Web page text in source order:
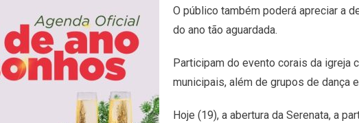
O público também poderá apreciar a
do ano tão aguardada.
Participam do evento corais da igreja
municipais, além de grupos de dança
Hoje (19), a abertura da Serenata, a